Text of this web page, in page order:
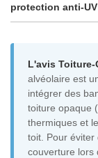
protection anti-
L'avis Toiture-
alvéolaire est
intégrer des
toiture opaque
thermiques et
toit. Pour éviter
couverture lors